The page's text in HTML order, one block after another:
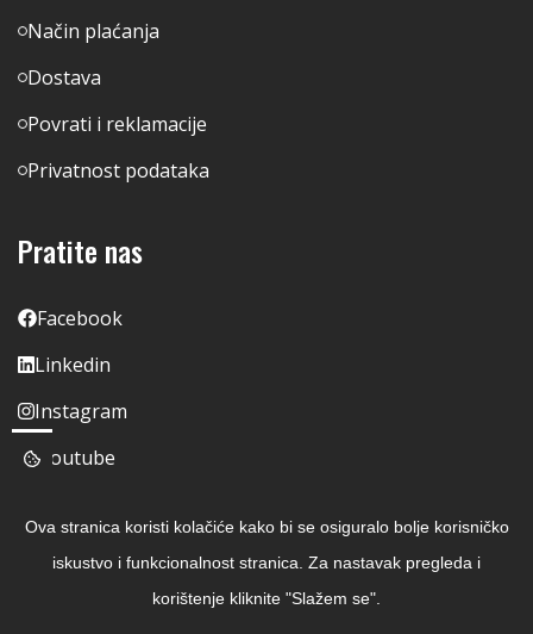
Način plaćanja
Dostava
Povrati i reklamacije
Privatnost podataka
Pratite nas
Facebook
Linkedin
Instagram
Youtube
Ova stranica koristi kolačiće kako bi se osiguralo bolje korisničko
iskustvo i funkcionalnost stranica. Za nastavak pregleda i
korištenje kliknite "Slažem se".